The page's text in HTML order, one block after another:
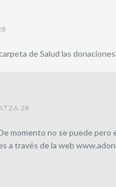
de Salud las
28
momento no se puede
a través de la web